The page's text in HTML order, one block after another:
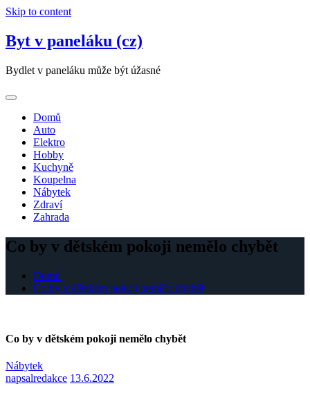
Skip to content
Byt v paneláku (cz)
Bydlet v paneláku může být úžasné
Domů
Auto
Elektro
Hobby
Kuchyně
Koupelna
Nábytek
Zdraví
Zahrada
Co by v dětském pokoji nemělo chybět
Domů
Co by v dětském pokoji nemělo chybět
Co by v dětském pokoji nemělo chybět
Nábytek
napsalredakce 13.6.2022